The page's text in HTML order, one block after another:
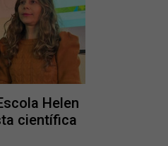
Helen
científica